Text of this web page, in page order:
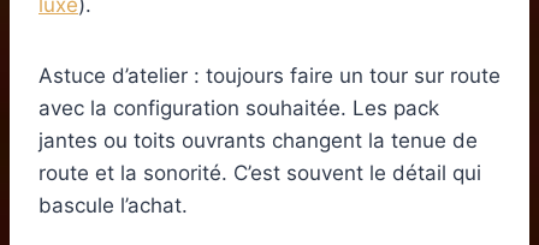
luxe).
Astuce d’atelier : toujours faire un tour sur route
avec la configuration souhaitée. Les pack
jantes ou toits ouvrants changent la tenue de
route et la sonorité. C’est souvent le détail qui
bascule l’achat.